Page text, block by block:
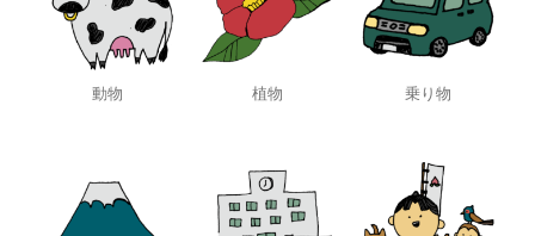
動物 植物 乗り物